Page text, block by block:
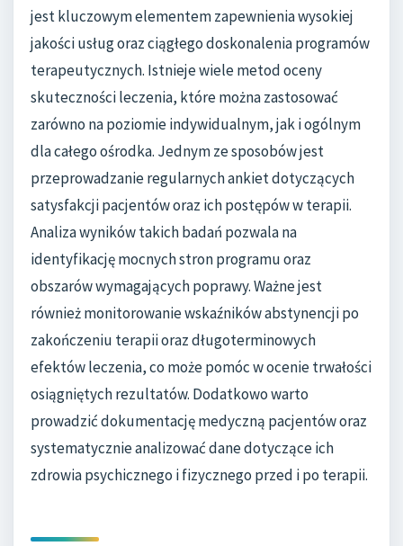
jest kluczowym elementem zapewnienia wysokiej
jakości usług oraz ciągłego doskonalenia programów
terapeutycznych. Istnieje wiele metod oceny
skuteczności leczenia, które można zastosować
zarówno na poziomie indywidualnym, jak i ogólnym
dla całego ośrodka. Jednym ze sposobów jest
przeprowadzanie regularnych ankiet dotyczących
satysfakcji pacjentów oraz ich postępów w terapii.
Analiza wyników takich badań pozwala na
identyfikację mocnych stron programu oraz
obszarów wymagających poprawy. Ważne jest
również monitorowanie wskaźników abstynencji po
zakończeniu terapii oraz długoterminowych
efektów leczenia, co może pomóc w ocenie trwałości
osiągniętych rezultatów. Dodatkowo warto
prowadzić dokumentację medyczną pacjentów oraz
systematycznie analizować dane dotyczące ich
zdrowia psychicznego i fizycznego przed i po terapii.